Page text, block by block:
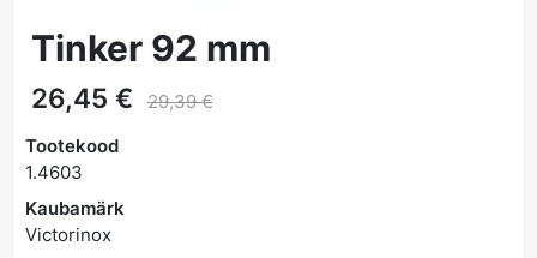
Tinker 92 mm
26,45 €
29,39 €
Tootekood
1.4603
Kaubamärk
Victorinox